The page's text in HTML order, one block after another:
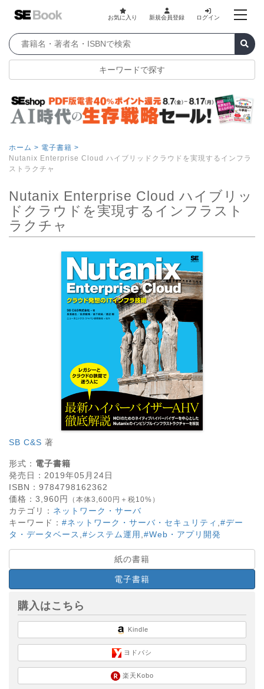
お気に入り 新規会員登録 ログイン
キーワードで探す
ホーム > 電子書籍 >
Nutanix Enterprise Cloud ハイブリッドクラウドを実現するインフラ
ストラクチャ
Nutanix Enterprise Cloud ハイブリッ
ドクラウドを実現するインフラスト
ラクチャ
SB C&S 著
形式： 電子書籍
発売日： 2019年05月24日
ISBN： 9784798162362
価格： 3,960円 （本体3,600円＋税10%）
カテゴリ： ネットワーク・サーバ
キーワード： #ネットワーク・サーバ・セキュリティ #デー
タ・データベース #システム運用 #Web・アプリ開発
紙の書籍
電子書籍
購入はこちら
Kindle
ヨドバシ
楽天Kobo